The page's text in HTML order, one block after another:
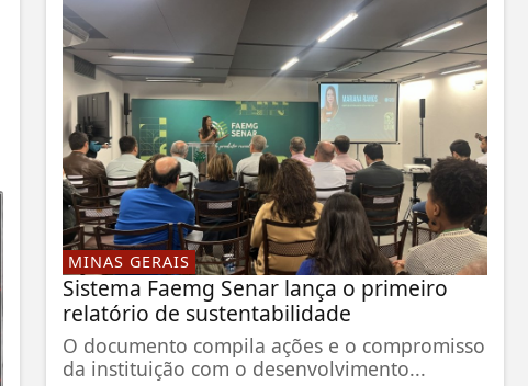
MINAS GERAIS
Sistema Faemg Senar lança o primeiro
relatório de sustentabilidade
O documento compila ações e o compromisso
da instituição com o desenvolvimento...